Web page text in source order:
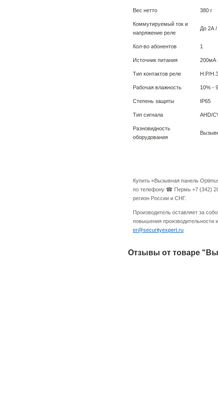
Вес нетто 380 г
Коммутируемый ток и
напряжение реле
До 2А /
Кол-во абонентов 1
Источник питания 200мА
Тип контактов реле Н.Р/
Рабочая влажность 10% -
Степень защиты IP65
Тип сигнала AHD/
Разновидность
оборудования
Купить «Вызывная панель
по телефону ☎ Пермь +7 (342)
регион России и СНГ.
Производитель оставляет за
повышения производительности
er@securityexpert.ru
Отзывы от товаре